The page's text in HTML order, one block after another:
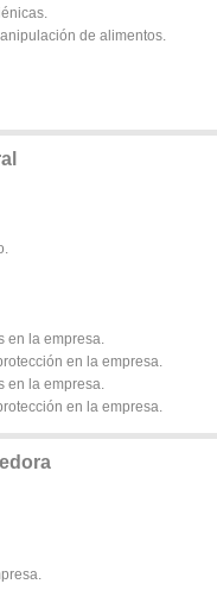
de alimentos.
en la empresa.
en la empresa.
en la empresa.
en la empresa.